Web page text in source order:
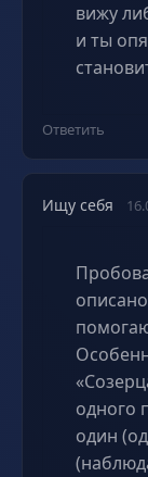
вижу
и ты
Ответить
Ищу себя
одного
один